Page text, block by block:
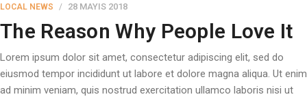
LOCAL NEWS 28 MAYIS 2018
The Reason Why People Love It
Lorem ipsum dolor sit amet, consectetur adipiscing elit, sed do
eiusmod tempor incididunt ut labore et dolore magna aliqua. Ut enim
ad minim veniam, quis nostrud exercitation ullamco laboris nisi ut